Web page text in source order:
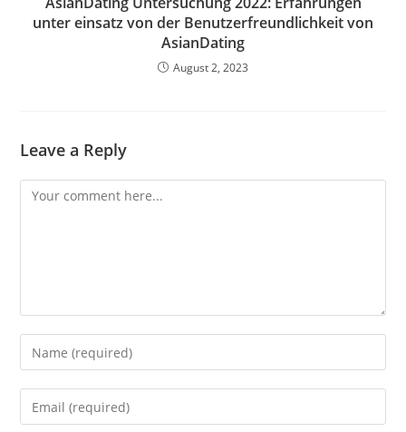
unter einsatz von der Benutzerfreundlichkeit von
AsianDating
August 2, 2023
Leave a Reply
Comment
Enter
your
name
Enter
your